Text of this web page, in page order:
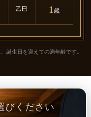
乙巳 1 歳
誕生日を迎えての満年齢です。
びください